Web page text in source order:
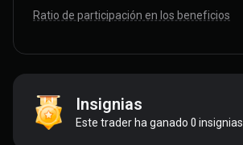
Ratio de participación en los beneficios
Insignias
Este trader ha ganado 0 insignias